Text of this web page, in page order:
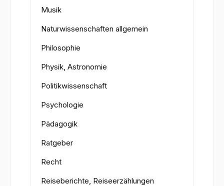
Musik
Naturwissenschaften allgemein
Philosophie
Physik, Astronomie
Politikwissenschaft
Psychologie
Pädagogik
Ratgeber
Recht
Reiseberichte, Reiseerzählungen